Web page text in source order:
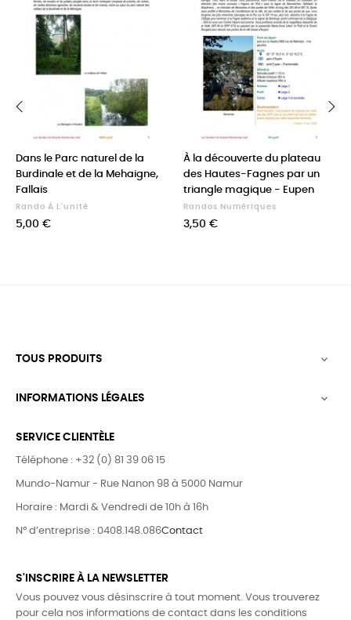
Dans le Parc naturel de la
Burdinale et de la Mehaigne,
Fallais
Rando À L'unité
Prix
5,00 €
À la découverte du plateau
des Hautes-Fagnes par un
triangle magique - Eupen
Randos Numériques
Prix
3,50 €
TOUS PRODUITS 
INFORMATIONS LÉGALES 
SERVICE CLIENTÈLE
Téléphone : +32 (0) 81 39 06 15
Mundo-Namur - Rue Nanon 98 à 5000 Namur
Horaire : Mardi & Vendredi de 10h à 16h
N° d’entreprise : 0408.148.086Contact
S'INSCRIRE À LA NEWSLETTER
Vous pouvez vous désinscrire à tout moment. Vous trouverez
pour cela nos informations de contact dans les conditions